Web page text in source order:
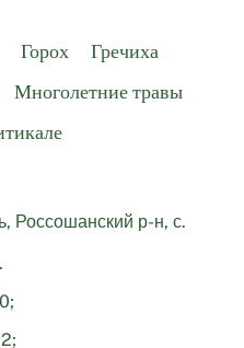
Горох
Гречиха
Многолетние травы
Россошанский р-н, с.